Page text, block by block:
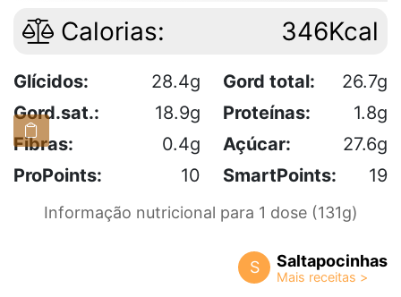
Calorias: 346Kcal
Glícidos: 28.4g Gord total:
26.7g
Gord.sat.:
18.9g Proteínas:
1.8g
Fibras:
0.4g Açúcar:
27.6g
ProPoints:
10 SmartPoints: 19
Informação nutricional para 1 dose (131g)
S Saltapocinhas